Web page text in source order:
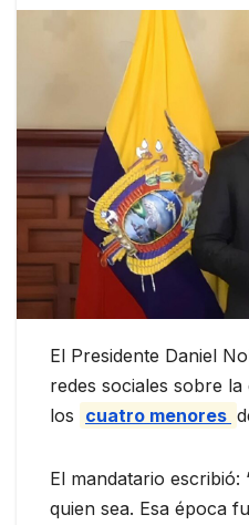
El Presidente Daniel
redes sociales sobre la
los cuatro menores
El mandatario escribió:
quien sea. Esa época